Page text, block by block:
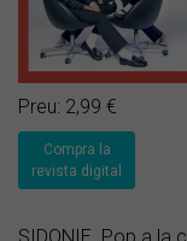
Preu: 2,99 €
Compra la
revista digital